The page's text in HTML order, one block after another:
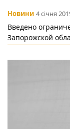
Новини 4 січня
Введено
Запорожской